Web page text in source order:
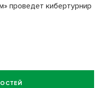
проведет кибертурнир